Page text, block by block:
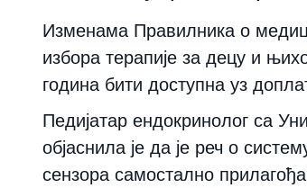
Изменама Правилника о
избора терапије за децу и
година бити доступна уз
Педијатар ендокринолог са
објаснила је да је реч о
сензора самостално